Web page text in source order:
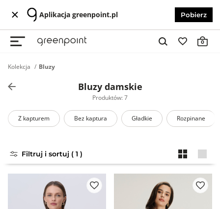
Aplikacja greenpoint.pl Pobierz
0
Kolekcja Bluzy
Bluzy damskie
Produktów: 7
Z kapturem Bez kaptura Gładkie Rozpinane
Filtruj i sortuj ( 1 )